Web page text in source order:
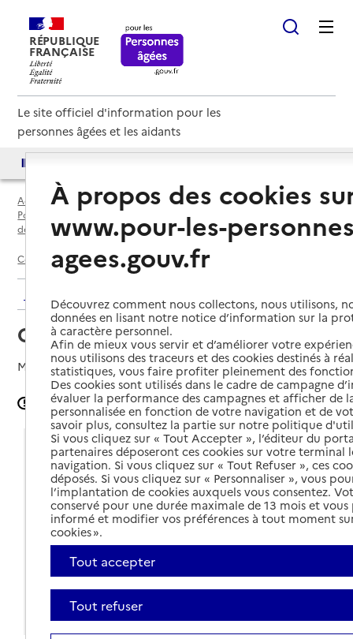
RÉPUBLIQUE
FRANÇAISE
Le site officiel d'information pour les
personnes âgées et les aidants
Accueil
Espace annuaire
Points d'information locaux dédiés aux personnes âgées par
département
Corrèze (19) Brive-la-Gaillarde CLIC de Brive
CLIC de Brive
Mis à jour le02/05/2024
Signaler une erreur
Coordonnées
Adresse
22 rue Berlioz
19100-Brive-la-Gaillarde
Voir itinéraire
05 55 17 71 82
Site internet
À propos des cookies
www.pour-les-
agees.gouv.fr
Découvrez comment nous collectons, nous utilisons,
données en lisant notre notice d’information sur la
à caractère personnel.
Afin de mieux vous servir et d’améliorer votre
nous utilisons des traceurs et des cookies destinés à
statistiques, vous faire profiter pleinement des
Des cookies sont utilisés dans le cadre de campagne
évaluer la performance des campagnes et afficher de
personnalisée en fonction de votre navigation et de
savoir plus, consultez la partie sur notre politique
Si vous cliquez sur « Tout Accepter », l’éditeur du
partenaires déposeront ces cookies sur votre terminal
navigation. Si vous cliquez sur « Tout Refuser », ces
déposés. Si vous cliquez sur « Personnaliser », vous
l’implantation de cookies auxquels vous consentez.
conservé pour une durée maximale de 13 mois et
informé et modifier vos préférences à tout moment
cookies ».
Tout accepter
Tout refuser